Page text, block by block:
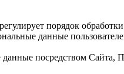
порядок
данные
посредством Сайта,